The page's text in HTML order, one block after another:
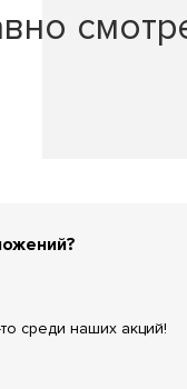
среди наших акций!